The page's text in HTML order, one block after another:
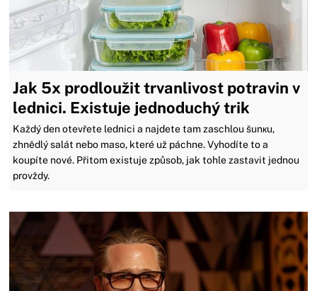
Jak 5x prodloužit trvanlivost potravin v
lednici. Existuje jednoduchý trik
Každý den otevřete lednici a najdete tam zaschlou šunкu,
zhnědlý salát nebo maso, které už páchne. Vyhodíte to a
koupíte nové. Přitom existuje způsob, jak tohle zastavit jednou
provždy.